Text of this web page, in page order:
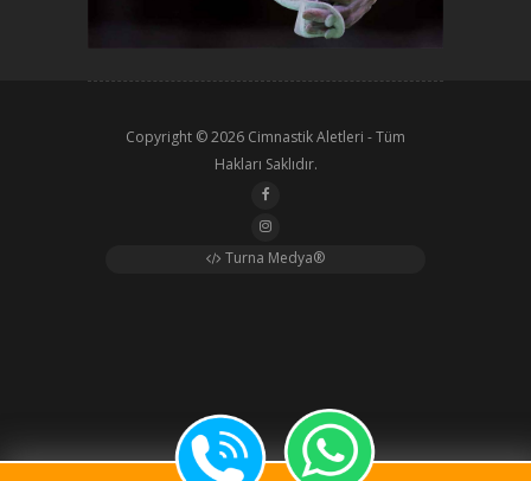
Copyright © 2026 Cimnastik Aletleri - Tüm
Hakları Saklıdır.
Turna Medya®